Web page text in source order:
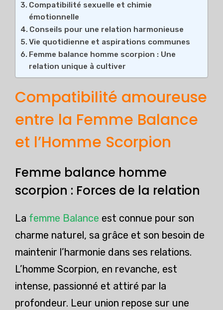
Compatibilité sexuelle et chimie
émotionnelle
Conseils pour une relation harmonieuse
Vie quotidienne et aspirations communes
Femme balance homme scorpion : Une
relation unique à cultiver
Compatibilité amoureuse
entre la Femme Balance
et l’Homme Scorpion
Femme balance homme
scorpion : Forces de la relation
La femme Balance est connue pour son
charme naturel, sa grâce et son besoin de
maintenir l’harmonie dans ses relations.
L’homme Scorpion, en revanche, est
intense, passionné et attiré par la
profondeur. Leur union repose sur une